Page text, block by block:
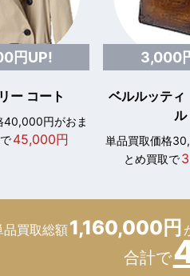
円UP!
ー コート
40,000円がおま
45,000円
3,000
ベルルッティ
ル
単品買取価格
とめ買取で
品買取総額1,160,000円
合計で